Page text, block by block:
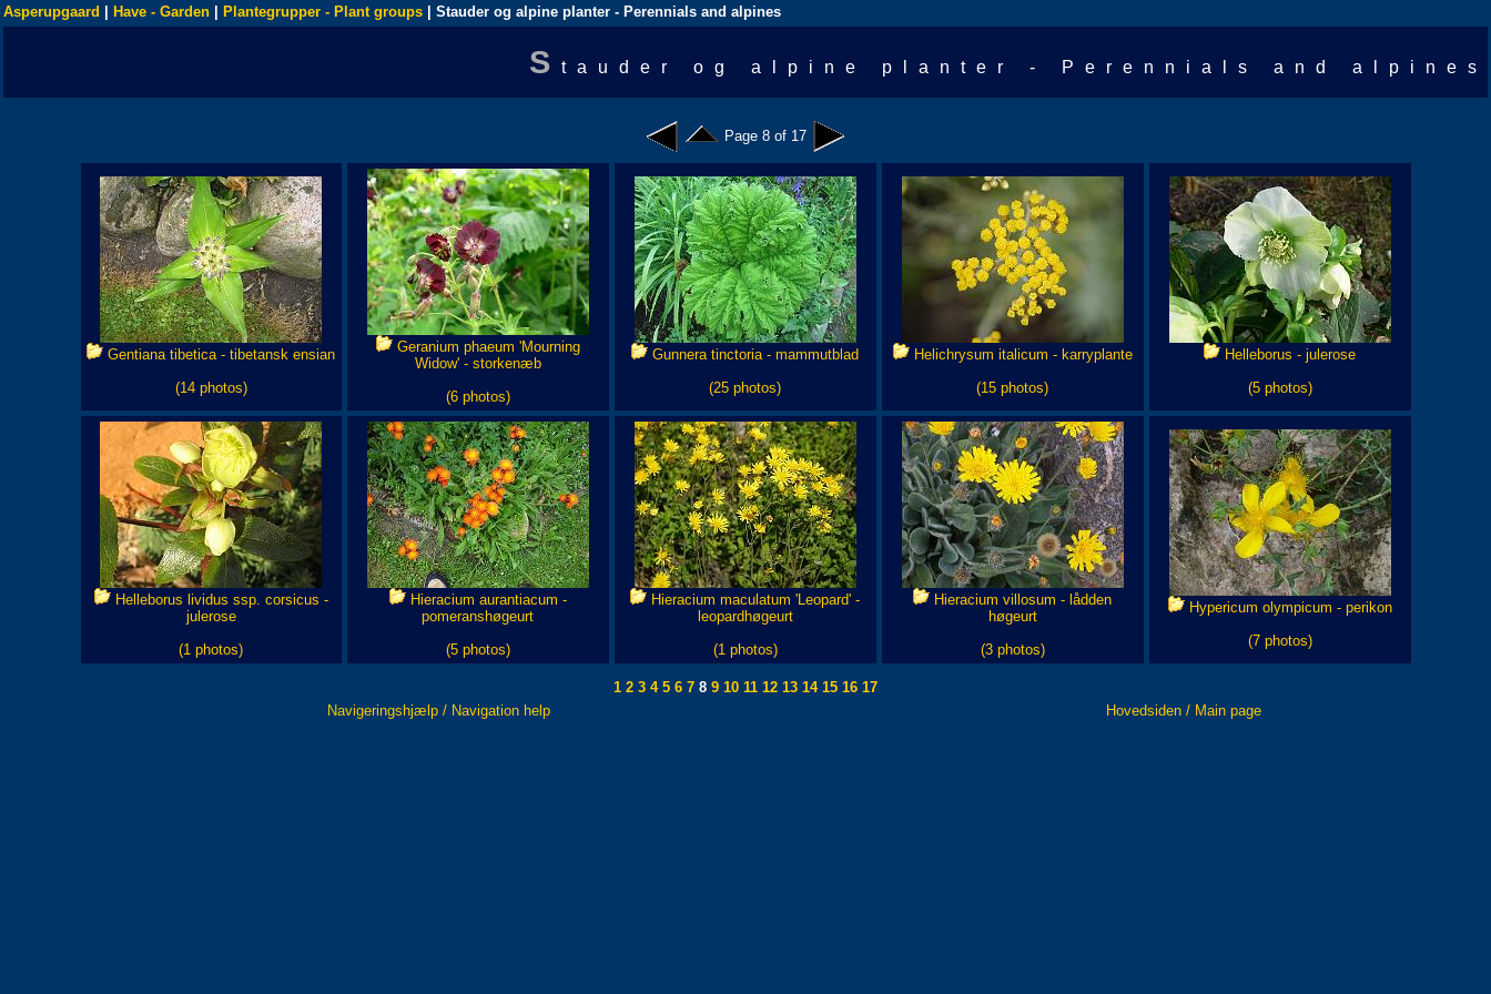
Asperupgaard Have - Garden Plantegrupper - Plant groups | Stauder og alpine planter - Perennials and alpines
S tauder og alpine planter - Perennials and alpines
Page 8 of 17
Gentiana tibetica - tibetansk ensian
(14 photos)
Geranium phaeum 'Mourning
Widow' - storkenæb
(6 photos)
Gunnera tinctoria - mammutblad
(25 photos)
Helichrysum italicum - karryplante
(15 photos)
Helleborus - julerose
(5 photos)
Helleborus lividus ssp. corsicus -
julerose
(1 photos)
Hieracium aurantiacum -
pomeranshøgeurt
(5 photos)
Hieracium maculatum 'Leopard' -
leopardhøgeurt
(1 photos)
Hieracium villosum - lådden
høgeurt
(3 photos)
Hypericum olympicum - perikon
(7 photos)
1 2 3 45 6 7 8 9 10 11 12 13 1415 16 17
Navigeringshjælp / Navigation help
Hovedsiden / Main page